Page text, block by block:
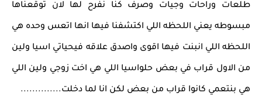
طلعات وراحات وجيات وصرف كنا نفرح لها لان توقعناها
مبسوطه يعني اللحظه اللي اكتشفنا فيها انها اتعس وحده هي
اللحظه اللي انبنت فيها اقوى واصدق علاقه فيحياتي اسيا ولين
من الاول قراب في بعض حلواسيا اللي هي اخت زوجي ولين اللي
هي بنتعمي كانوا قراب من بعض لكن انا لما دخلت..............